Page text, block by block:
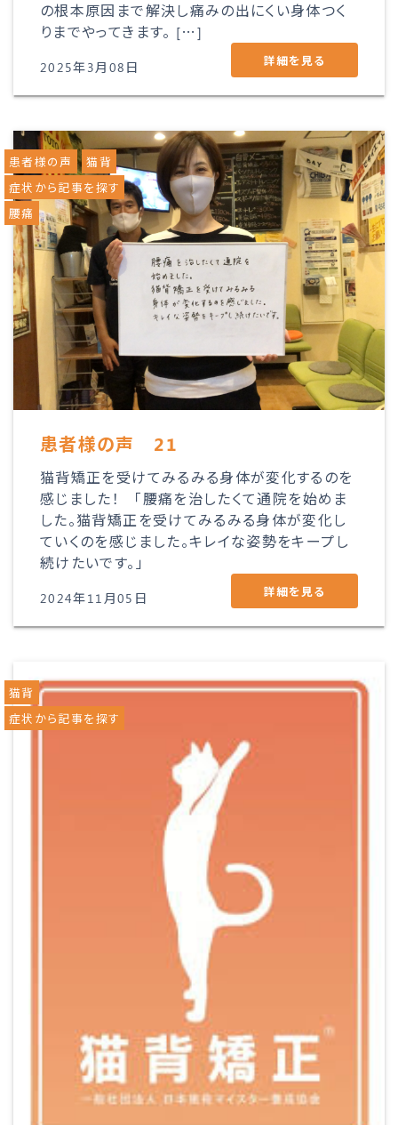
の根本原因まで解決し痛みの出にくい身体つく
りまでやってきます。 […]
2025年3月08日 詳細を見る
患者様の声 21
猫背矯正を受けてみるみる身体が変化するのを
感じました！ 「腰痛を治したくて通院を始めま
した。猫背矯正を受けてみるみる身体が変化し
ていくのを感じました。キレイな姿勢をキープし
続けたいです。」
2024年11月05日 詳細を見る
患者様の声
猫背
症状から記事を探す
腰痛
猫背
症状から記事を探す